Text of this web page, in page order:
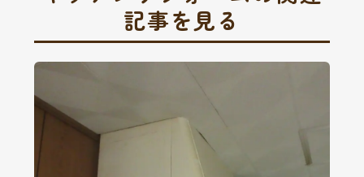
記事を見る